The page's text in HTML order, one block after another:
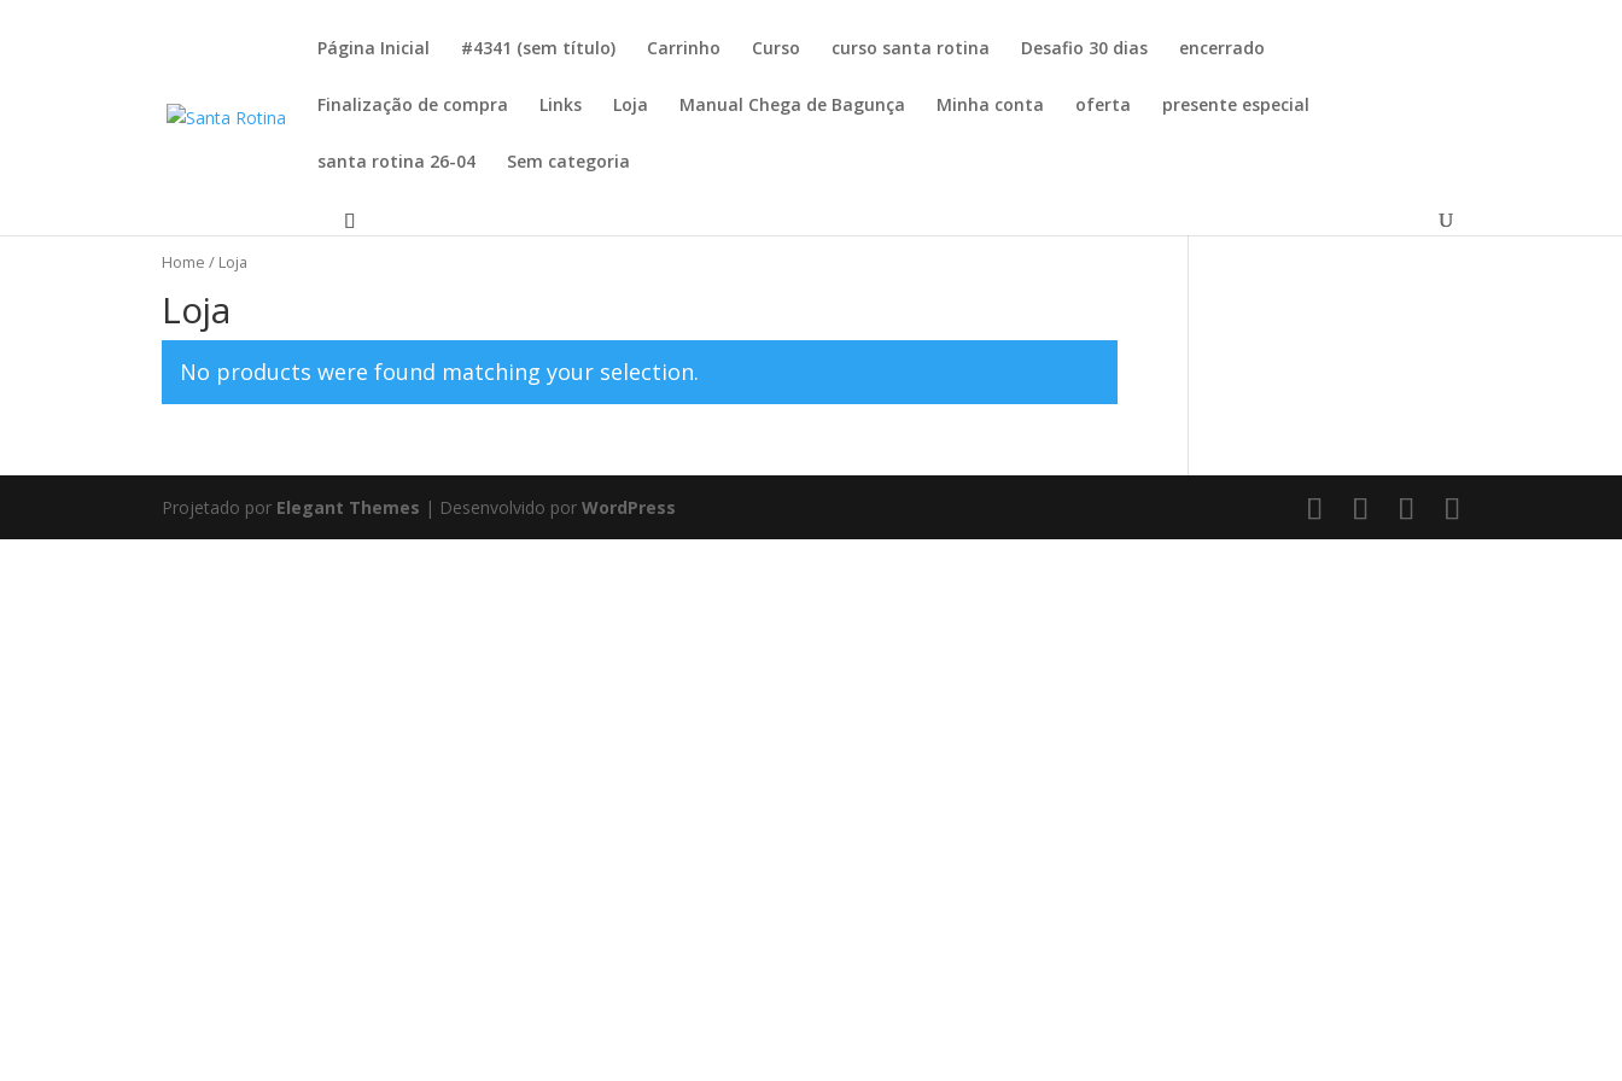
Página Inicial #4341 (sem título) Carrinho Curso curso santa rotina Desafio 30 dias encerrado
Finalização de compra Links Loja Manual Chega de Bagunça Minha conta oferta presente especial
santa rotina 26-04 Sem categoria
Home / Loja
Loja
No products were found matching your selection.
Projetado por Elegant Themes | Desenvolvido porWordPress